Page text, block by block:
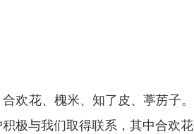
欢花、槐米、知了皮、葶苈子
极与我们取得联系，其中合欢